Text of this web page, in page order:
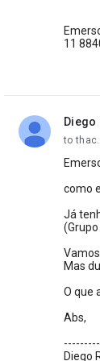
11
Diego
to
como
Já
Mas
O que
Abs,
Diego